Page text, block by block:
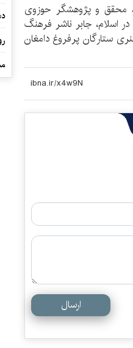
محقق و پژوهشگر حوزوی
اسلام، جابر ناشر فرهنگ
ستارگان پرفروغ دامغان
ارسال